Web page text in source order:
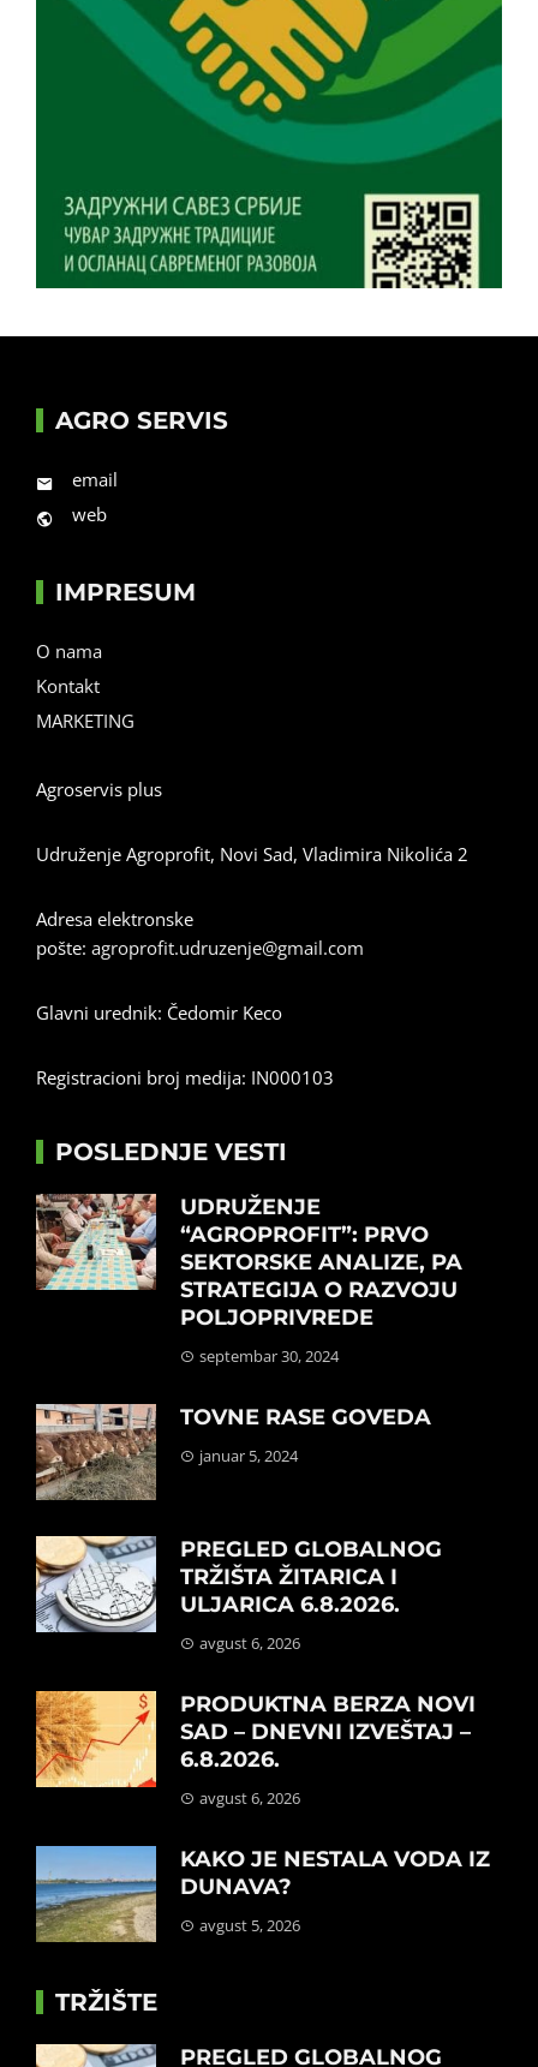
AGRO SERVIS
email
web
IMPRESUM
O nama
Kontakt
MARKETING
Agroservis plus
Udruženje Agroprofit, Novi Sad, Vladimira Nikolića 2
Adresa elektronske
pošte: agroprofit.udruzenje@gmail.com
Glavni urednik: Čedomir Keco
Registracioni broj medija: IN000103
POSLEDNJE VESTI
UDRUŽENJE
“AGROPROFIT”: PRVO
SEKTORSKE ANALIZE, PA
STRATEGIJA O RAZVOJU
POLJOPRIVREDE
septembar 30, 2024
TOVNE RASE GOVEDA
januar 5, 2024
PREGLED GLOBALNOG
TRŽIŠTA ŽITARICA I
ULJARICA 6.8.2026.
avgust 6, 2026
PRODUKTNA BERZA NOVI
SAD – DNEVNI IZVEŠTAJ –
6.8.2026.
avgust 6, 2026
KAKO JE NESTALA VODA IZ
DUNAVA?
avgust 5, 2026
TRŽIŠTE
PREGLED GLOBALNOG